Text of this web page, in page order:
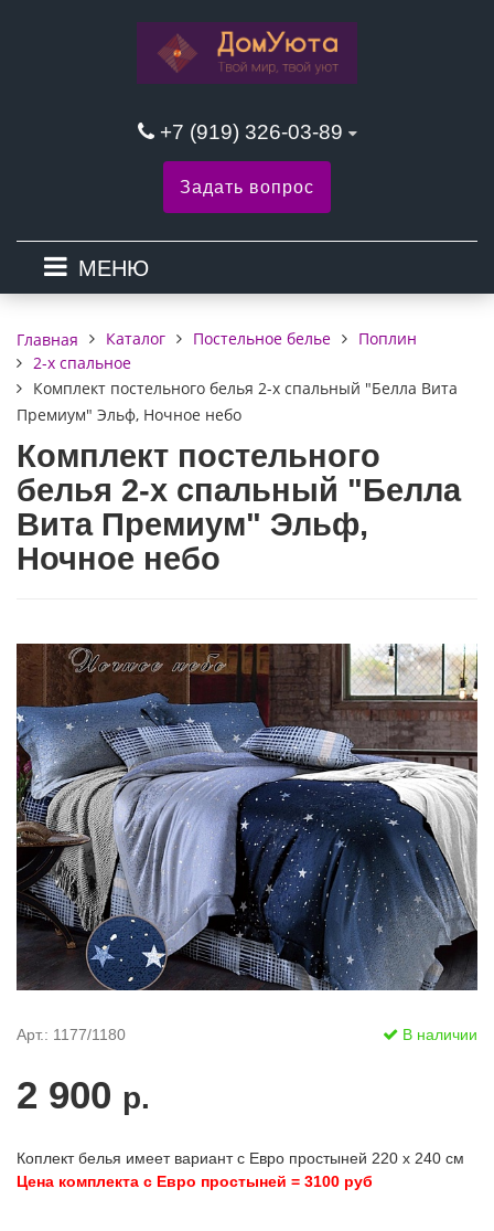
+7 (919) 326-03-89
Задать вопрос
МЕНЮ
Главная Каталог Постельное белье
Поплин
2-х спальное
Комплект постельного белья 2-х спальный "Белла Вита
Премиум" Эльф, Ночное небо
Комплект постельного
белья 2-х спальный "Белла
Вита Премиум" Эльф,
Ночное небо
Арт.: 1177/1180 В наличии
2 900 р.
Коплект белья имеет вариант с Евро простыней 220 х 240 см
Цена комплекта с Евро простыней = 3100 руб